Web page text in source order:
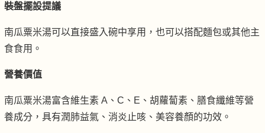
裝盤擺設提議
南瓜粟米湯可以直接盛入碗中享用，也可以搭配麵包或其他主
食食用。
營養價值
南瓜粟米湯富含維生素 A、C、E、胡蘿蔔素、膳食纖維等營
養成分，具有潤肺益氣、消炎止咳、美容養顏的功效。